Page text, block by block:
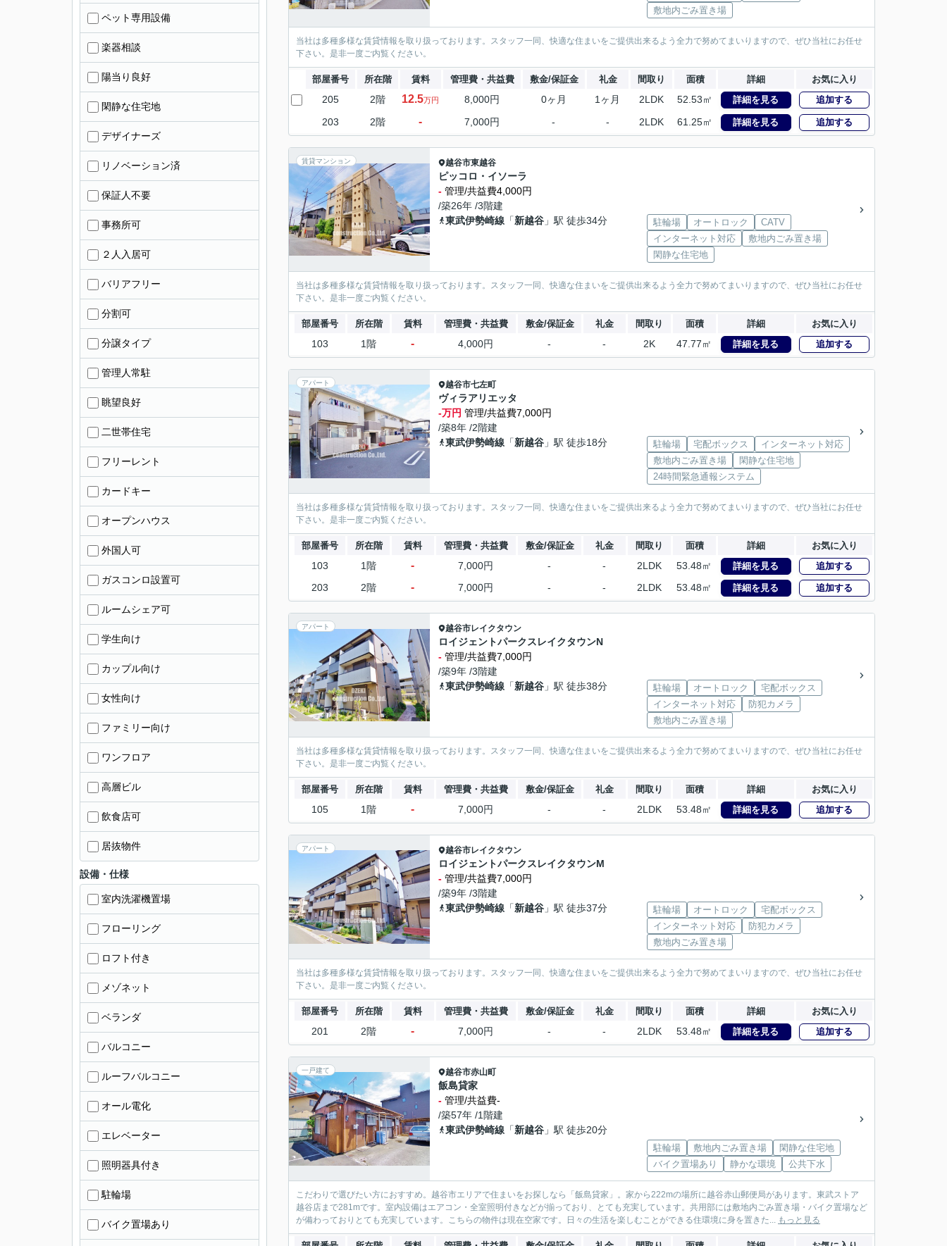
敷地内ごみ置き場
当社は多種多様な賃貸情報を取り扱っております。スタッフ一同、快適な住まいをご提供出来るよう全力で努めてまいりますので、ぜひ当社にお任せ
下さい。是非一度ご内覧ください。
部屋番号 所在階 賃料 管理費・共益費 敷金/保証金 礼金 間取り 面積 詳細 お気に入り
205 2階 12.5万円 8,000円 0ヶ月 1ヶ月 2LDK 52.53㎡ 詳細を見る 追加する
203 2階 - 7,000円 - - 2LDK 61.25㎡ 詳細を見る 追加する
賃貸マンション 越谷市東越谷
ピッコロ・イソーラ
- 管理/共益費4,000円
/築26年 /3階建
東武伊勢崎線 「新越谷 」駅 徒歩34分 駐輪場 オートロック
CATV
インターネット対応
敷地内ごみ置き場
閑静な住宅地
当社は多種多様な賃貸情報を取り扱っております。スタッフ一同、快適な住まいをご提供出来るよう全力で努めてまいりますので、ぜひ当社にお任せ
下さい。是非一度ご内覧ください。
部屋番号 所在階 賃料 管理費・共益費 敷金/保証金 礼金 間取り 面積 詳細 お気に入り
103 1階 - 4,000円 - - 2K 47.77㎡ 詳細を見る 追加する
アパート 越谷市七左町
ヴィラアリエッタ
-万円 管理/共益費7,000円
/築8年 /2階建
東武伊勢崎線 「新越谷 」駅 徒歩18分 駐輪場 宅配ボックス
インターネット対応
敷地内ごみ置き場
閑静な住宅地
24時間緊急通報システム
当社は多種多様な賃貸情報を取り扱っております。スタッフ一同、快適な住まいをご提供出来るよう全力で努めてまいりますので、ぜひ当社にお任せ
下さい。是非一度ご内覧ください。
部屋番号 所在階 賃料 管理費・共益費 敷金/保証金 礼金 間取り 面積 詳細 お気に入り
103 1階 - 7,000円 - - 2LDK 53.48㎡ 詳細を見る 追加する
203 2階 - 7,000円 - - 2LDK 53.48㎡ 詳細を見る 追加する
アパート 越谷市レイクタウン
ロイジェントパークスレイクタウンN
- 管理/共益費7,000円
/築9年 /3階建
東武伊勢崎線 「新越谷 」駅 徒歩38分 駐輪場 オートロック
宅配ボックス
インターネット対応
防犯カメラ
敷地内ごみ置き場
当社は多種多様な賃貸情報を取り扱っております。スタッフ一同、快適な住まいをご提供出来るよう全力で努めてまいりますので、ぜひ当社にお任せ
下さい。是非一度ご内覧ください。
部屋番号 所在階 賃料 管理費・共益費 敷金/保証金 礼金 間取り 面積 詳細 お気に入り
105 1階 - 7,000円 - - 2LDK 53.48㎡ 詳細を見る 追加する
アパート 越谷市レイクタウン
ロイジェントパークスレイクタウンM
- 管理/共益費7,000円
/築9年 /3階建
東武伊勢崎線 「新越谷 」駅 徒歩37分 駐輪場 オートロック
宅配ボックス
インターネット対応
防犯カメラ
敷地内ごみ置き場
当社は多種多様な賃貸情報を取り扱っております。スタッフ一同、快適な住まいをご提供出来るよう全力で努めてまいりますので、ぜひ当社にお任せ
下さい。是非一度ご内覧ください。
部屋番号 所在階 賃料 管理費・共益費 敷金/保証金 礼金 間取り 面積 詳細 お気に入り
201 2階 - 7,000円 - - 2LDK 53.48㎡ 詳細を見る 追加する
一戸建て 越谷市赤山町
飯島貸家
- 管理/共益費-
/築57年 /1階建
東武伊勢崎線 「新越谷 」駅 徒歩20分
駐輪場 敷地内ごみ置き場
閑静な住宅地
バイク置場あり
静かな環境 公共下水
こだわりで選びたい方におすすめ。越谷市エリアで住まいをお探しなら「飯島貸家」。家から222mの場所に越谷赤山郵便局があります。東武ストア
越谷店まで281mです。室内設備はエアコン・全室照明付きなどが揃っており、とても充実しています。共用部には敷地内ごみ置き場・バイク置場など
が備わっておりとても充実しています。こちらの物件は現在空家です。日々の生活を楽しむことができる住環境に身を置きた... もっと見る
ペット専用設備
楽器相談
陽当り良好
閑静な住宅地
デザイナーズ
リノベーション済
保証人不要
事務所可
２人入居可
バリアフリー
分割可
分譲タイプ
管理人常駐
眺望良好
二世帯住宅
フリーレント
カードキー
オープンハウス
外国人可
ガスコンロ設置可
ルームシェア可
学生向け
カップル向け
女性向け
ファミリー向け
ワンフロア
高層ビル
飲食店可
居抜物件
設備・仕様
室内洗濯機置場
フローリング
ロフト付き
メゾネット
ベランダ
バルコニー
ルーフバルコニー
オール電化
エレベーター
照明器具付き
駐輪場
バイク置場あり